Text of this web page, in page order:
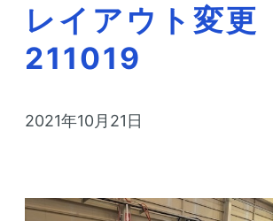
レイアウト変更
211019
2021年10月21日